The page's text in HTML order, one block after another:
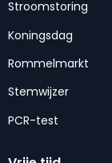
Stroomstoring
Koningsdag
Rommelmarkt
Stemwijzer
PCR-test